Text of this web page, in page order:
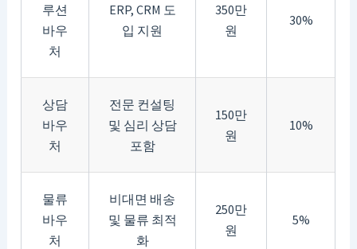
루션
바우
처
ERP, CRM 도
입 지원
350만
원
30%
상담
바우
처
전문 컨설팅
및 심리 상담
포함
150만
원
10%
물류
바우
처
비대면 배송
및 물류 최적
화
250만
원
5%